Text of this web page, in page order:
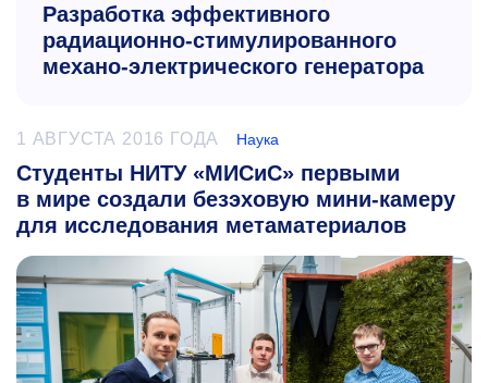
Разработка эффективного
радиационно-стимулированного
механо-электрического генератора
1 АВГУСТА 2016 ГОДА Наука
Студенты НИТУ «МИСиС» первыми
в мире создали безэховую мини-камеру
для исследования метаматериалов